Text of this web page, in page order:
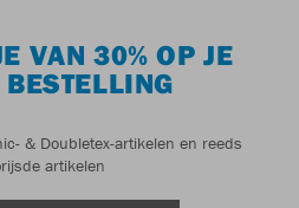
VAN 30% OP JE
BESTELLING
& Doubletex-artikelen en reeds
artikelen